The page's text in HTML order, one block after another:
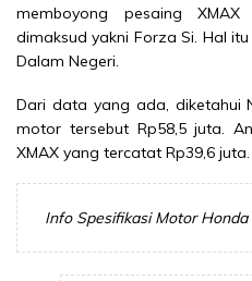
memboyong pesaing
dimaksud yakni Forza Si. Hal
Dalam Negeri.
Dari data yang ada, diketahui
motor tersebut Rp58,5 juta.
XMAX yang tercatat Rp39,6 juta.
Info Spesifikasi Motor Honda